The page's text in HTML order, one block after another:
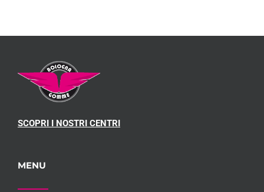
SCOPRI I NOSTRI CENTRI
MENU